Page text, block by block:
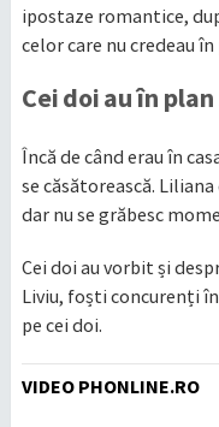
ipostaze romantice,
celor care nu credeau
Cei doi au în
Încă de când erau în
se căsătorească.
dar nu se grăbesc
Cei doi au vorbit și
Liviu, foști concurenți
pe cei doi.
VIDEO PHONLINE.RO